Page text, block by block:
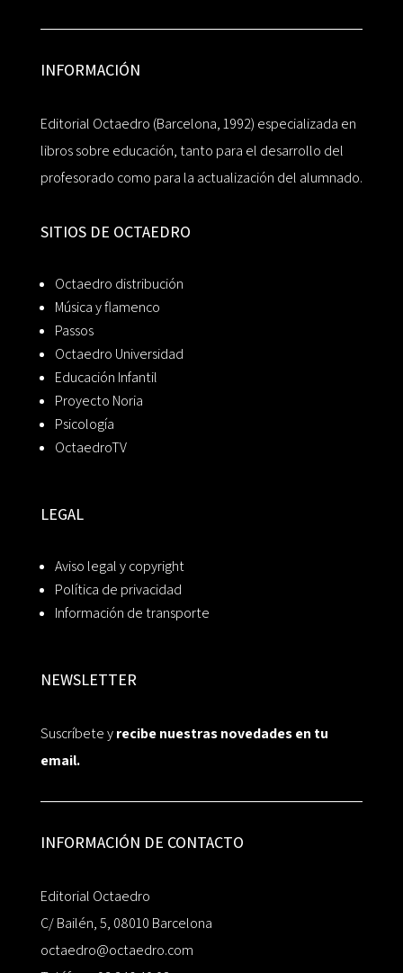
INFORMACIÓN
Editorial Octaedro (Barcelona, 1992) especializada en
libros sobre educación, tanto para el desarrollo del
profesorado como para la actualización del alumnado.
SITIOS DE OCTAEDRO
Octaedro distribución
Música y flamenco
Passos
Octaedro Universidad
Educación Infantil
Proyecto Noria
Psicología
OctaedroTV
LEGAL
Aviso legal y copyright
Política de privacidad
Información de transporte
NEWSLETTER
Suscríbete yrecibe nuestras novedades en tu
email.
INFORMACIÓN DE CONTACTO
Editorial Octaedro
C/ Bailén, 5, 08010 Barcelona
octaedro@octaedro.com